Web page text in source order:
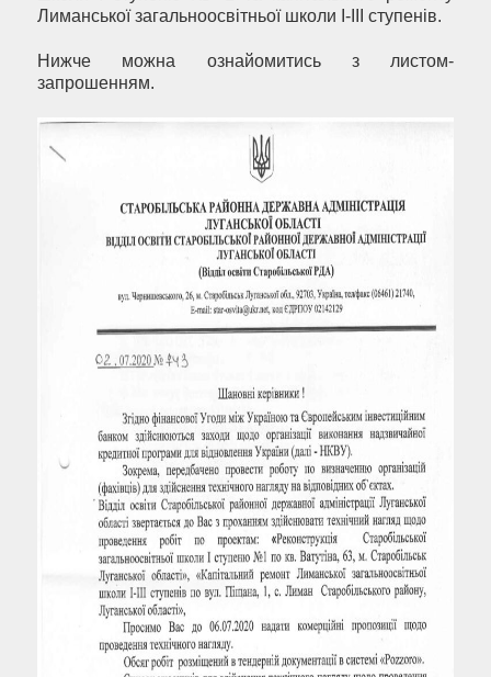
Лиманської загальноосвітньої школи І-ІІІ ступенів.
Нижче можна ознайомитись з листом-
запрошенням.